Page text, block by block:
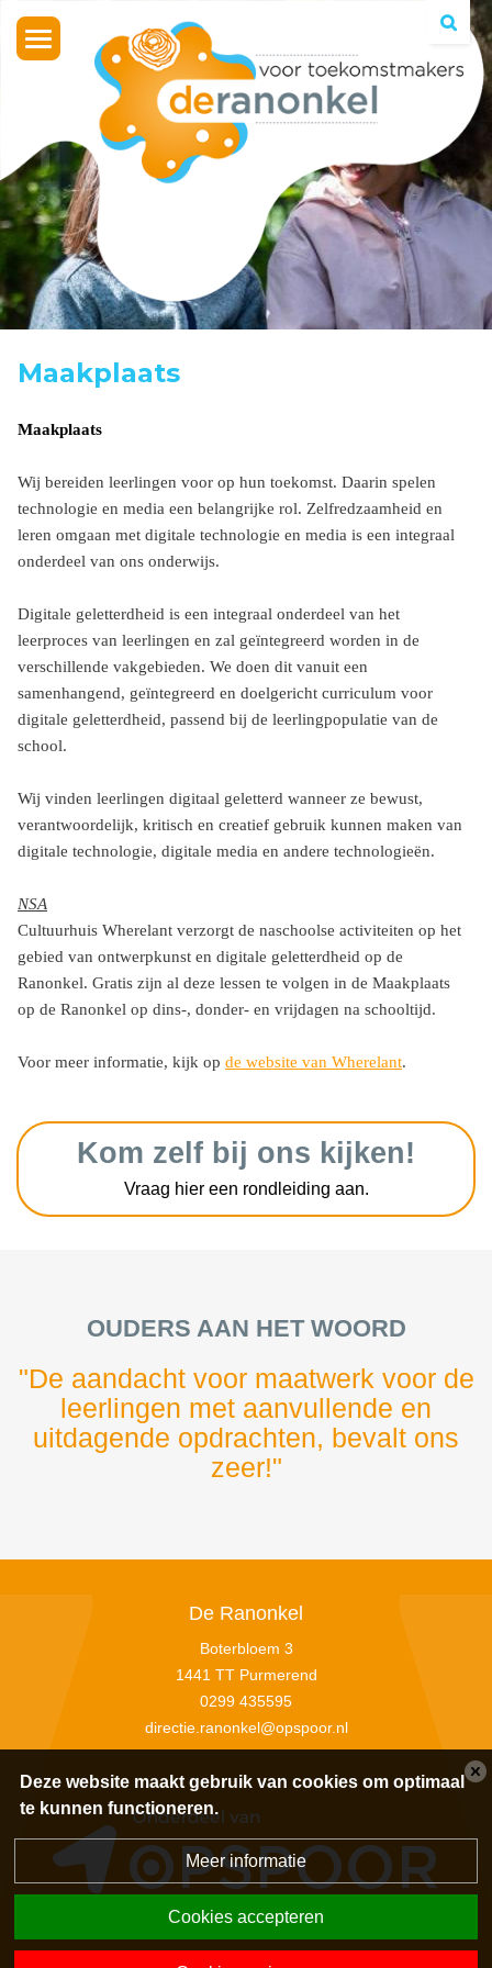
Toggle
navigation
Maakplaats
Maakplaats
Wij bereiden leerlingen voor op hun toekomst. Daarin spelen
technologie en media een belangrijke rol. Zelfredzaamheid en
leren omgaan met digitale technologie en media is een integraal
onderdeel van ons onderwijs.
Digitale geletterdheid is een integraal onderdeel van het
leerproces van leerlingen en zal geïntegreerd worden in de
verschillende vakgebieden. We doen dit vanuit een
samenhangend, geïntegreerd en doelgericht curriculum voor
digitale geletterdheid, passend bij de leerlingpopulatie van de
school.
Wij vinden leerlingen digitaal geletterd wanneer ze bewust,
verantwoordelijk, kritisch en creatief gebruik kunnen maken van
digitale technologie, digitale media en andere technologieën.
NSA
Cultuurhuis Wherelant verzorgt de naschoolse activiteiten op het
gebied van ontwerpkunst en digitale geletterdheid op de
Ranonkel. Gratis zijn al deze lessen te volgen in de Maakplaats
op de Ranonkel op dins-, donder- en vrijdagen na schooltijd.
Voor meer informatie, kijk op de website van Wherelant.
Kom zelf bij ons kijken!
Vraag hier een rondleiding aan.
OUDERS AAN HET WOORD
"De aandacht voor maatwerk voor de
leerlingen met aanvullende en
uitdagende opdrachten, bevalt ons
zeer!"
De Ranonkel
Boterbloem 3
1441 TT Purmerend
0299 435595
directie.ranonkel@opspoor.nl
Deze website maakt gebruik van cookies om optimaal
te kunnen functioneren.
Meer informatie
Cookies accepteren